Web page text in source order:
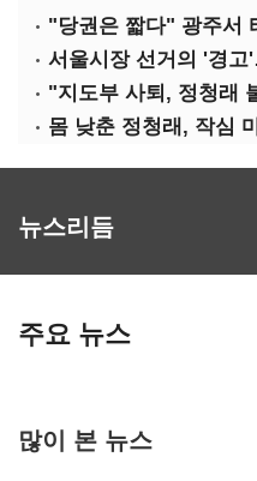
몸 낮춘 정청래, 작심
뉴스리듬
주요 뉴스
많이 본 뉴스